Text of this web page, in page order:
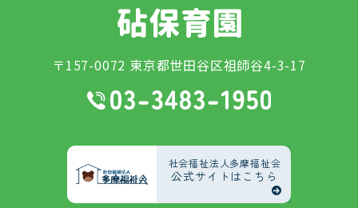
〒157-0072 東京都世田谷区祖師谷4-3-17
社会福祉法人多摩福祉会
公式サイトはこちら